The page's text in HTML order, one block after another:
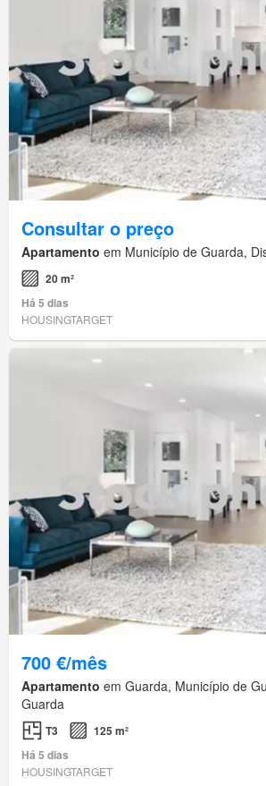
Consultar o preço
Apartamento em Município de Guarda,
20 m²
Há 5 dias
HOUSINGTARGET
700 €/mês
Apartamento em Guarda, Município de
Guarda
T3
125 m²
Há 5 dias
HOUSINGTARGET